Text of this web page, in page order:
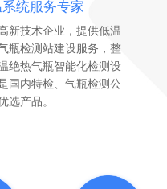
统服务专家
新技术企业，提供低温
瓶检测站建设服务，整
绝热气瓶智能化检测设
国内特检、气瓶检测公
选产品。